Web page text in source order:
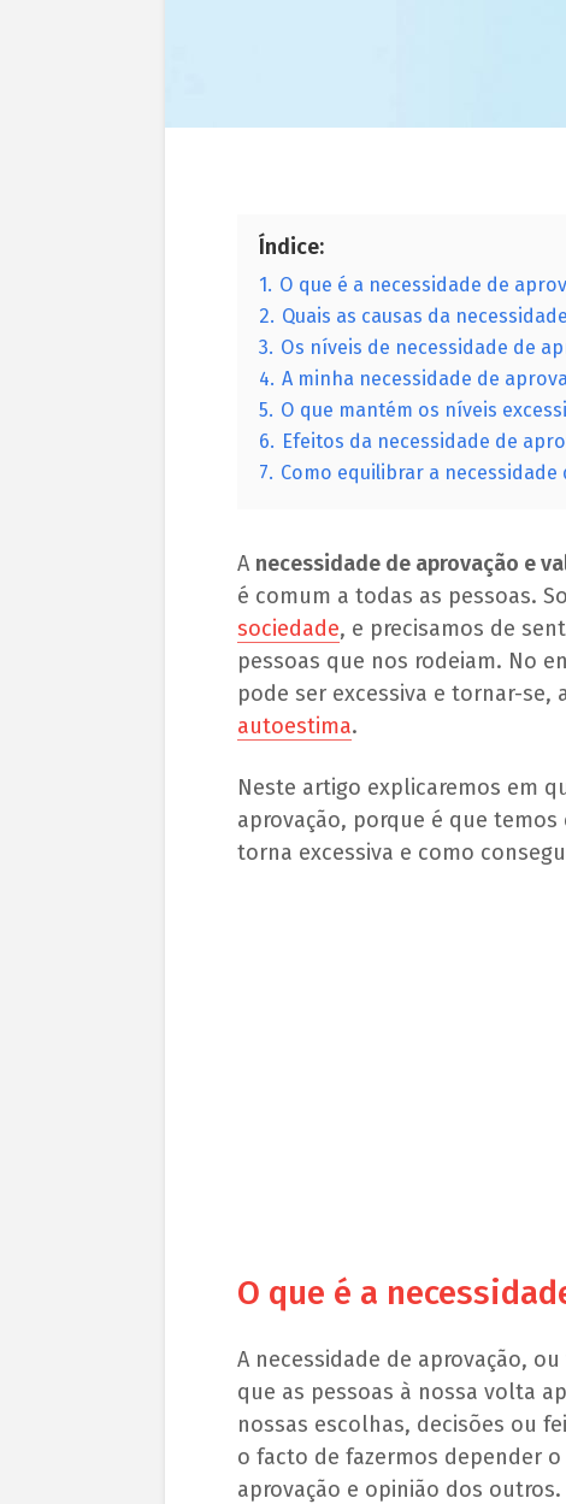
Índice:
1. O que é a necessidade de
2. Quais as causas da
3. Os níveis de necessidade de
4. A minha necessidade de
5. O que mantém os níveis
6. Efeitos da necessidade de
7. Como equilibrar a necessidade
A necessidade de aprovação e
é comum a todas as pessoas.
sociedade, e precisamos de
pessoas que nos rodeiam. No
pode ser excessiva e tornar-se,
autoestima.
Neste artigo explicaremos em
aprovação, porque é que
torna excessiva e como
O que é a
A necessidade de aprovação,
que as pessoas à nossa volta
nossas escolhas, decisões ou
o facto de fazermos depender
aprovação e opinião dos